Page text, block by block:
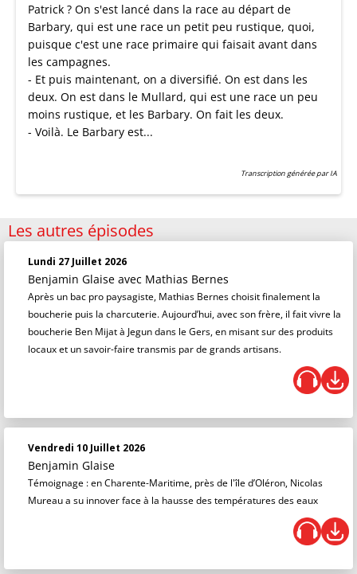
Patrick ? On s'est lancé dans la race au départ de
Barbary, qui est une race un petit peu rustique, quoi,
puisque c'est une race primaire qui faisait avant dans
les campagnes.
- Et puis maintenant, on a diversifié. On est dans les
deux. On est dans le Mullard, qui est une race un peu
moins rustique, et les Barbary. On fait les deux.
- Voilà. Le Barbary est...
Transcription générée par IA
Les autres épisodes
Lundi 27 Juillet 2026
Benjamin Glaise avec Mathias Bernes
Après un bac pro paysagiste, Mathias Bernes choisit finalement la
boucherie puis la charcuterie. Aujourd’hui, avec son frère, il fait vivre la
boucherie Ben Mijat à Jegun dans le Gers, en misant sur des produits
locaux et un savoir-faire transmis par de grands artisans.
Vendredi 10 Juillet 2026
Benjamin Glaise
Témoignage : en Charente-Maritime, près de l'île d’Oléron, Nicolas
Mureau a su innover face à la hausse des températures des eaux